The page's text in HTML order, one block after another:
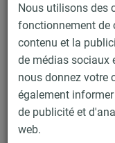
Nous utilisons des
fonctionnement de
contenu et la
de médias sociaux
nous donnez votre
également
de publicité et
web.
Produits Technique de
Rails d'installation
Rails d’installation
Oméga MPR type S+